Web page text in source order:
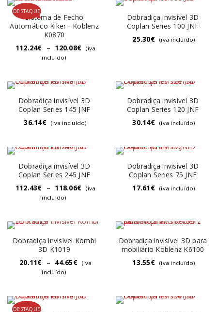
DESTAQUE
Sistema de Fecho
Automático Kiker - Koblenz
K0870
112.24€ – 120.08€
(iva
incluído)
Dobradiça invisível 3D
Coplan Series 100 JNF
25.30€ (iva incluído)
Dobradiça invisível 3D
Coplan Series 145 JNF
36.14€ (iva incluído)
Dobradiça invisível 3D
Coplan Series 120 JNF
30.14€ (iva incluído)
Dobradiça invisível 3D
Coplan Series 245 JNF
112.43€ – 118.06€
(iva
incluído)
Dobradiça invisível 3D
Coplan Series 75 JNF
17.61€ (iva incluído)
Dobradiça invisível Kombi
3D K1019
20.11€ – 44.65€
(iva
incluído)
Dobradiça invisível 3D para
mobiliário Koblenz K6100
13.55€ (iva incluído)
DESTAQUE